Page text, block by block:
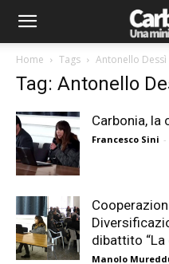
Home Tags Antonello Dessì
Tag: Antonello
Carbonia, la
Francesco Sini -
dibattito “La
Manolo